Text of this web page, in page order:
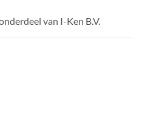
van I-Ken B.V.